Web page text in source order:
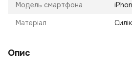
Модель смартфона
Матеріал
Опис